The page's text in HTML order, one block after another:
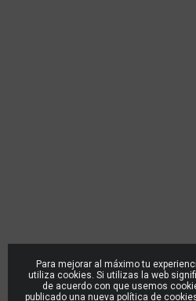
Para mejorar al máximo tu
utiliza cookies. Si utilizas la web
de acuerdo con que usemos
publicado una nueva política de